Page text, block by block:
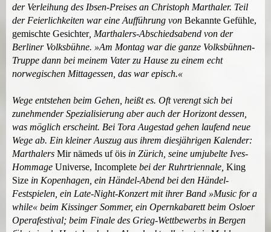
e
x
t
e
r
n
l
)
e
x
t
e
r
l
)
der Verleihung des Ibsen-Preises an Christoph Marthaler. Teil
der Feierlichkeiten war eine Aufführung von Bekannte Gefühle,
gemischte Gesichter, Marthalers-Abschiedsabend von der
Berliner Volksbühne. »Am Montag war die ganze Volksbühnen-
Truppe dann bei meinem Vater zu Hause zu einem echt
norwegischen Mittagessen, das war episch.«
Wege entstehen beim Gehen, heißt es. Oft verengt sich bei
zunehmender Spezialisierung aber auch der Horizont dessen,
was möglich erscheint. Bei Tora Augestad gehen laufend neue
Wege ab. Ein kleiner Auszug aus ihrem diesjährigen Kalender:
Marthalers Mir nämeds uf öis in Zürich, seine umjubelte Ives-
Hommage Universe, Incomplete bei der Ruhrtriennale, King
Size in Kopenhagen, ein Händel-Abend bei den Händel-
Festspielen, ein Late-Night-Konzert mit ihrer Band »Music for a
while« beim Kissinger Sommer, ein Opernkabarett beim Osloer
Operafestival; beim Finale des Grieg-Wettbewerbs in Bergen